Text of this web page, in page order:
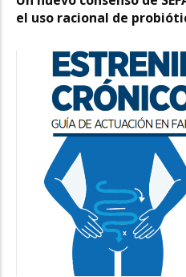
el uso racional de